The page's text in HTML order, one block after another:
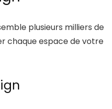
plusieurs milliers de
chaque espace de votre